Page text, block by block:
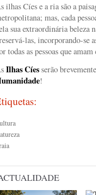
ilhas Cíes e a ria são a
mas, cada
sua extraordinária beleza
las, incorporando-se
todas as pessoas que
Ilhas Cíes serão
!